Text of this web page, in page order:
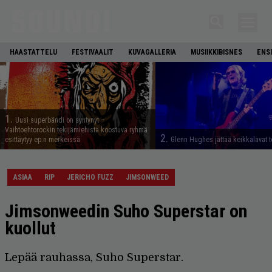
HAASTATTELU FESTIVAALIT KUVAGALLERIA MUSIIKKIBISNES
1. Uusi superbändi on syntynyt –
Vaihtoehtorockin tekijämiehistä koostuva ryhmä
esittäytyy ep:n merkeissä
2. Glenn Hughes jättää keikkalavat
ASIAA RIP JERICHO FUZZ JIMSONWEED
Jimsonweedin Suho Superstar on
kuollut
Lepää rauhassa, Suho Superstar.